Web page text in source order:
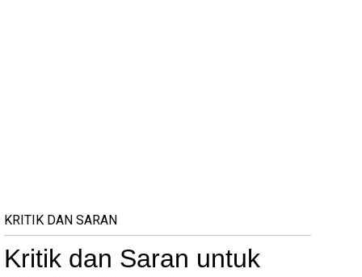
KRITIK DAN SARAN